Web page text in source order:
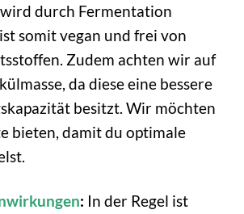
durch Fermentation
somit vegan und frei von
Zudem achten wir auf
da diese eine bessere
besitzt. Wir möchten
bieten, damit du optimale
: In der Regel ist